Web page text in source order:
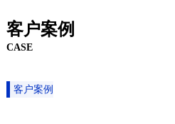
客户案例
CASE
客户案例